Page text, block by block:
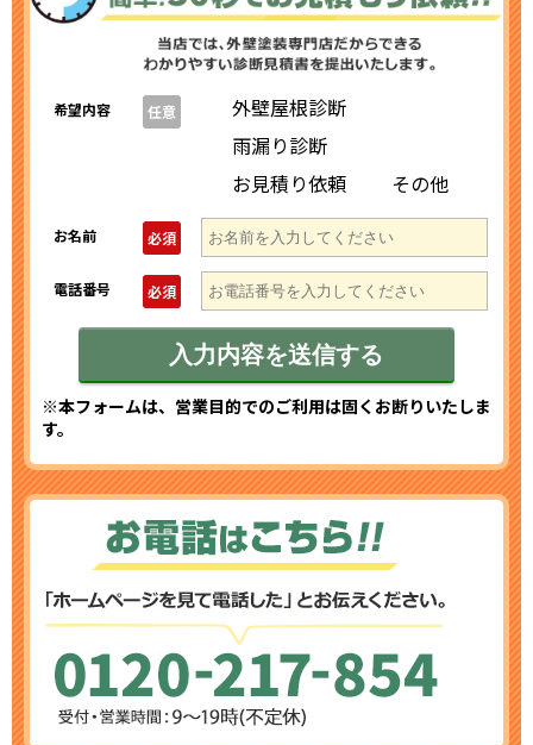
希望内容 任意
外壁屋根診断
雨漏り診断
お見積り依頼
その他
お名前 必須
電話番号 必須
※本フォームは、営業目的でのご利用は固くお断りいたしま
す。